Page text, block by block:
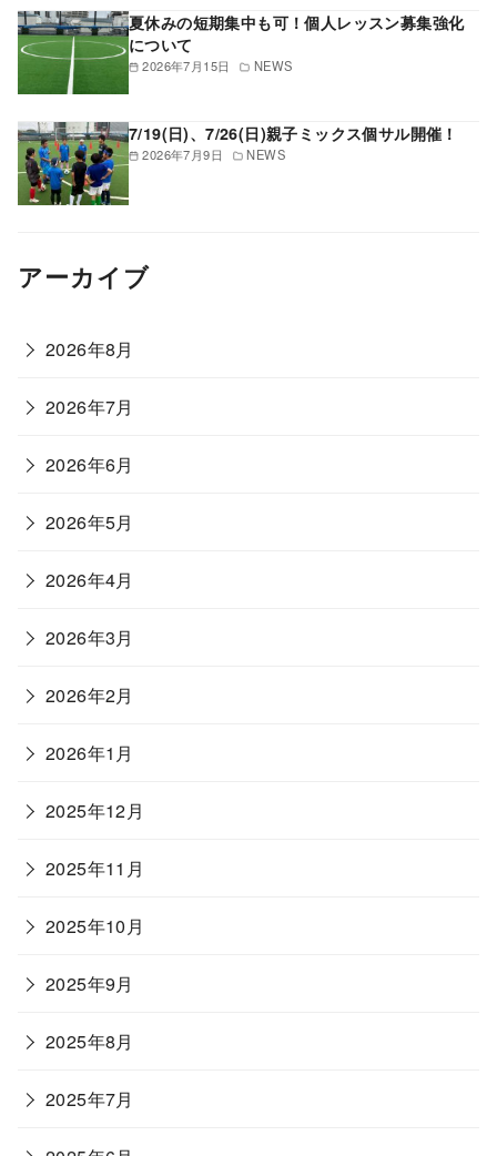
2026年7月15日 NEWS
夏休みの短期集中も可！個人レッスン募集強化
について
2026年7月9日 NEWS
7/19(日)、7/26(日)親子ミックス個サル開催！
アーカイブ
2026年8月
2026年7月
2026年6月
2026年5月
2026年4月
2026年3月
2026年2月
2026年1月
2025年12月
2025年11月
2025年10月
2025年9月
2025年8月
2025年7月